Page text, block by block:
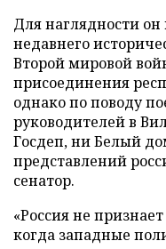
Для наглядности
недавнего
Второй мировой
присоединения
однако по поводу
руководителей в
Госдеп, ни Белый
представлений
сенатор.
«Россия не
когда западные